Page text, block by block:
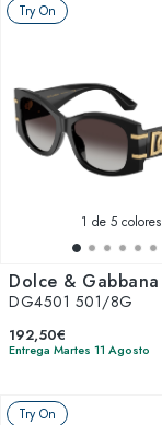
Try On
1 de 5 colores
Dolce & Gabbana
DG4501 501/8G
192,50€
Entrega Martes 11 Agosto
Try On